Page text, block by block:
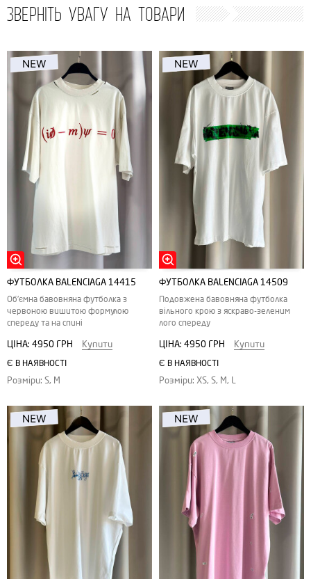
ЗВЕРНІТЬ УВАГУ НА ТОВАРИ
ФУТБОЛКА BALENCIAGA 14415
Об'ємна бавовняна футболка з
червоною вишитою формулою
спереду та на спині
ЦІНА: 4950 ГРН Купити
Є В НАЯВНОСТІ
Розміри: S, M
ФУТБОЛКА BALENCIAGA 14509
Подовжена бавовняна футболка
вільного крою з яскраво-зеленим
лого спереду
ЦІНА: 4950 ГРН Купити
Є В НАЯВНОСТІ
Розміри: XS, S, M, L